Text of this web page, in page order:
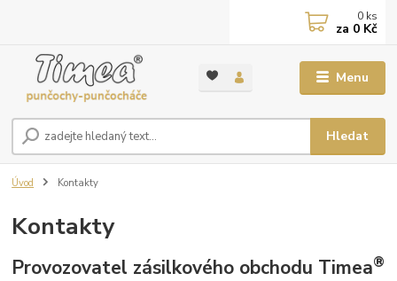
Menu
Hledat
0 ks
za 0 Kč
Úvod Kontakty
Kontakty
Provozovatel zásilkového obchodu Timea®